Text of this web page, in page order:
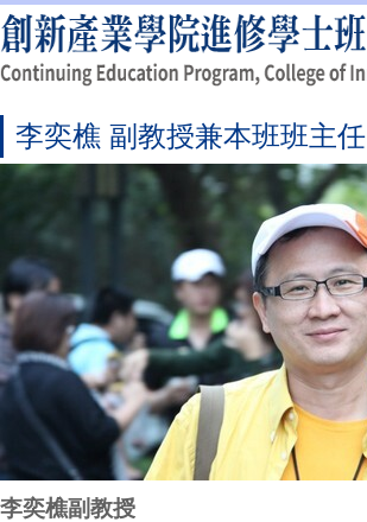
李奕樵 副教授兼本班班主任
李奕樵副教授